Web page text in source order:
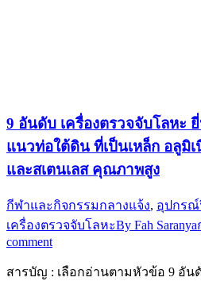
9 อันดับ เครื่องตรวจจับโลหะ
แนวท่อใต้ดิน ที่เป็นเหล็ก อลูมิ
และสเตนเลส คุณภาพสูง
กีฬาและกิจกรรมกลางแจ้ง, อุปกรณ์
เครื่องตรวจจับโลหะBy Fah Saranya
comment
สารบัญ : เลือกอ่านตามหัวข้อ 9 อัน